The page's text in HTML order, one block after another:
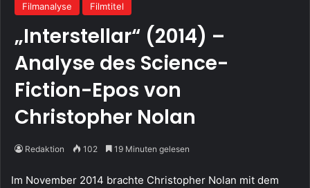
Filmanalyse Filmtitel
„Interstellar“ (2014) –
Analyse des Science-
Fiction-Epos von
Christopher Nolan
Redaktion 102 19 Minuten gelesen
Im November 2014 brachte Christopher Nolan mit dem